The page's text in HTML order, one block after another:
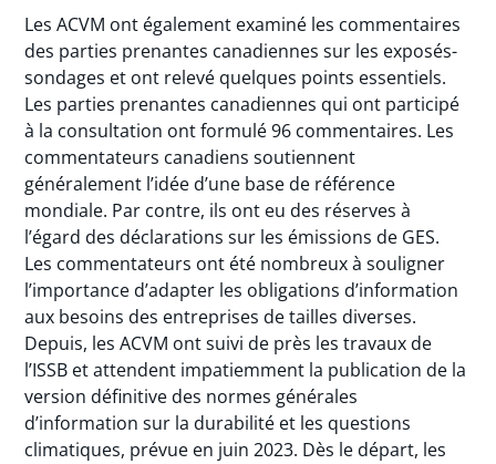
Les ACVM ont également examiné les commentaires
des parties prenantes canadiennes sur les exposés-
sondages et ont relevé quelques points essentiels.
Les parties prenantes canadiennes qui ont participé
à la consultation ont formulé 96 commentaires. Les
commentateurs canadiens soutiennent
généralement l’idée d’une base de référence
mondiale. Par contre, ils ont eu des réserves à
l’égard des déclarations sur les émissions de GES.
Les commentateurs ont été nombreux à souligner
l’importance d’adapter les obligations d’information
aux besoins des entreprises de tailles diverses.
Depuis, les ACVM ont suivi de près les travaux de
l’ISSB et attendent impatiemment la publication de la
version définitive des normes générales
d’information sur la durabilité et les questions
climatiques, prévue en juin 2023. Dès le départ, les